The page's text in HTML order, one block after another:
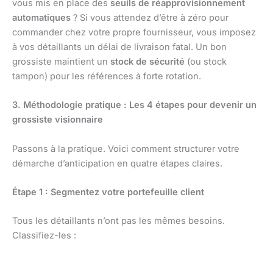
vous mis en place des seuils de réapprovisionnement
automatiques ? Si vous attendez d’être à zéro pour
commander chez votre propre fournisseur, vous imposez
à vos détaillants un délai de livraison fatal. Un bon
grossiste maintient un stock de sécurité (ou stock
tampon) pour les références à forte rotation.
3. Méthodologie pratique : Les 4 étapes pour devenir un
grossiste visionnaire
Passons à la pratique. Voici comment structurer votre
démarche d’anticipation en quatre étapes claires.
Étape 1 : Segmentez votre portefeuille client
Tous les détaillants n’ont pas les mêmes besoins.
Classifiez-les :